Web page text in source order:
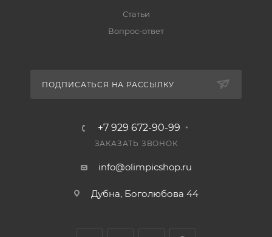
Статьи
Вопрос-ответ
ПОДПИСАТЬСЯ НА РАССЫЛКУ
+7 929 672-90-99
ЗАКАЗАТЬ ЗВОНОК
info@olimpicshop.ru
Дубна, Боголюбова 44